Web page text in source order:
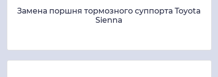
Замена поршня тормозного суппорта Toyota
Sienna